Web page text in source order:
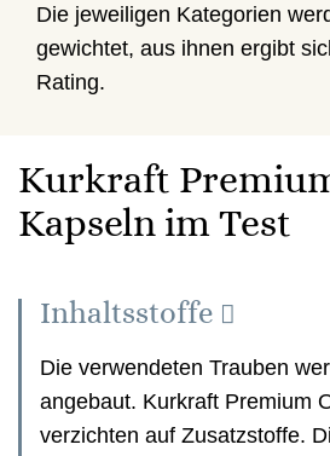
Die jeweiligen Kategorien
gewichtet, aus ihnen ergibt
Rating.
Kurkraft
Kapseln im Test
Inhaltsstoffe
Die verwendeten Trauben
angebaut. Kurkraft Premium
verzichten auf Zusatzstoffe.